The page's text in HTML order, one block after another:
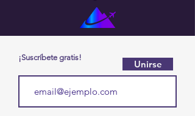
¡Suscríbete gratis!
Unirse